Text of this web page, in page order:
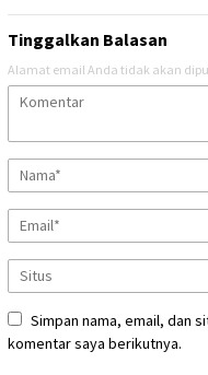
Tinggalkan Balasan
Alamat email Anda tidak akan
Simpan nama, email, dan
komentar saya berikutnya.